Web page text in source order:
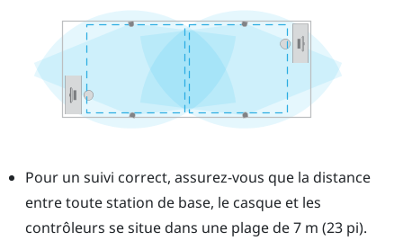
Pour un suivi correct, assurez-vous que la distance
entre toute station de base, le casque et les
contrôleurs se situe dans une plage de 7 m (23 pi).